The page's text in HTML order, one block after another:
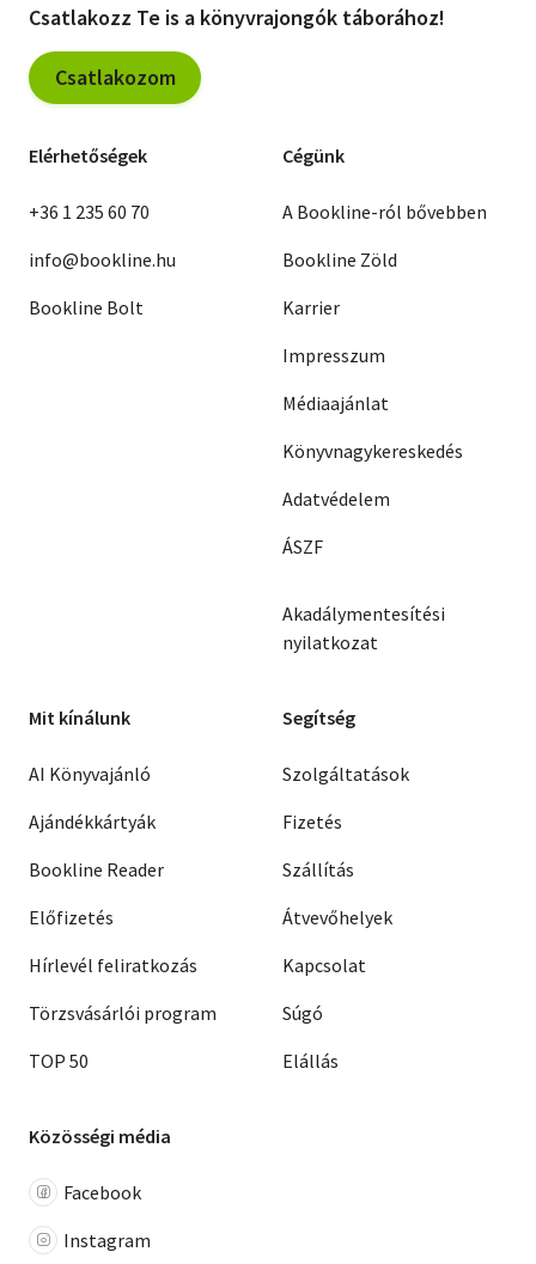
Csatlakozz Te is a könyvrajongók táborához!
Csatlakozom
Elérhetőségek
+36 1 235 60 70
info@bookline.hu
Bookline Bolt
Cégünk
A Bookline-ról bővebben
Bookline Zöld
Karrier
Impresszum
Médiaajánlat
Könyvnagykereskedés
Adatvédelem
ÁSZF
Akadálymentesítési
nyilatkozat
Mit kínálunk
AI Könyvajánló
Ajándékkártyák
Bookline Reader
Előfizetés
Hírlevél feliratkozás
Törzsvásárlói program
TOP 50
Segítség
Szolgáltatások
Fizetés
Szállítás
Átvevőhelyek
Kapcsolat
Súgó
Elállás
Közösségi média
Facebook
Instagram